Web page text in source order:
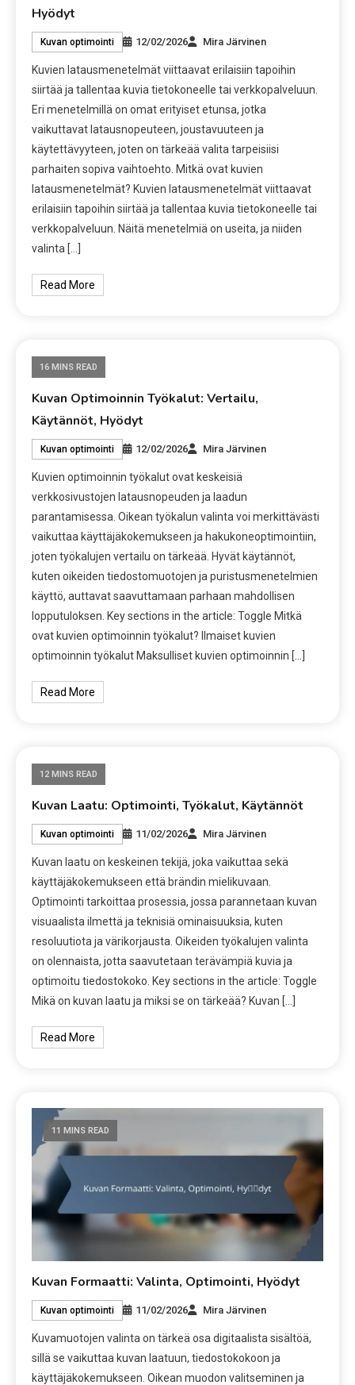
Hyödyt
Kuvan optimointi 12/02/2026 Mira Järvinen
Kuvien latausmenetelmät viittaavat erilaisiin tapoihin
siirtää ja tallentaa kuvia tietokoneelle tai verkkopalveluun.
Eri menetelmillä on omat erityiset etunsa, jotka
vaikuttavat latausnopeuteen, joustavuuteen ja
käytettävyyteen, joten on tärkeää valita tarpeisiisi
parhaiten sopiva vaihtoehto. Mitkä ovat kuvien
latausmenetelmät? Kuvien latausmenetelmät viittaavat
erilaisiin tapoihin siirtää ja tallentaa kuvia tietokoneelle tai
verkkopalveluun. Näitä menetelmiä on useita, ja niiden
valinta […]
Read More
16 MINS READ
Kuvan Optimoinnin Työkalut: Vertailu,
Käytännöt, Hyödyt
Kuvan optimointi 12/02/2026 Mira Järvinen
Kuvien optimoinnin työkalut ovat keskeisiä
verkkosivustojen latausnopeuden ja laadun
parantamisessa. Oikean työkalun valinta voi merkittävästi
vaikuttaa käyttäjäkokemukseen ja hakukoneoptimointiin,
joten työkalujen vertailu on tärkeää. Hyvät käytännöt,
kuten oikeiden tiedostomuotojen ja puristusmenetelmien
käyttö, auttavat saavuttamaan parhaan mahdollisen
lopputuloksen. Key sections in the article: Toggle Mitkä
ovat kuvien optimoinnin työkalut? Ilmaiset kuvien
optimoinnin työkalut Maksulliset kuvien optimoinnin […]
Read More
12 MINS READ
Kuvan Laatu: Optimointi, Työkalut, Käytännöt
Kuvan optimointi 11/02/2026 Mira Järvinen
Kuvan laatu on keskeinen tekijä, joka vaikuttaa sekä
käyttäjäkokemukseen että brändin mielikuvaan.
Optimointi tarkoittaa prosessia, jossa parannetaan kuvan
visuaalista ilmettä ja teknisiä ominaisuuksia, kuten
resoluutiota ja värikorjausta. Oikeiden työkalujen valinta
on olennaista, jotta saavutetaan terävämpiä kuvia ja
optimoitu tiedostokoko. Key sections in the article: Toggle
Mikä on kuvan laatu ja miksi se on tärkeää? Kuvan […]
Read More
11 MINS READ
Kuvan Formaatti: Valinta, Optimointi, Hyödyt
Kuvan optimointi 11/02/2026 Mira Järvinen
Kuvamuotojen valinta on tärkeä osa digitaalista sisältöä,
sillä se vaikuttaa kuvan laatuun, tiedostokokoon ja
käyttäjäkokemukseen. Oikean muodon valitseminen ja